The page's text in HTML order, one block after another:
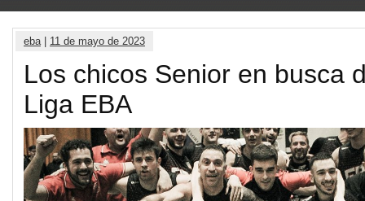
eba| 11 de mayo de 2023
Los chicos Senior en busca
Liga EBA